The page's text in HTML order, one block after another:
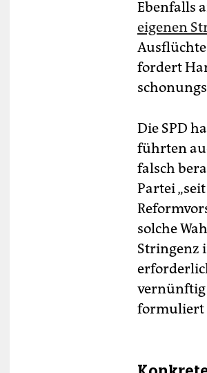
Ebenfalls
eigenen
fordert
Die SPD
führten
falsch
Partei
solche
Stringenz
vernünftig
formuliert